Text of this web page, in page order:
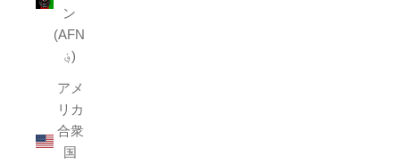
ン
(AFN
؋)
アメ
リカ
合衆
国